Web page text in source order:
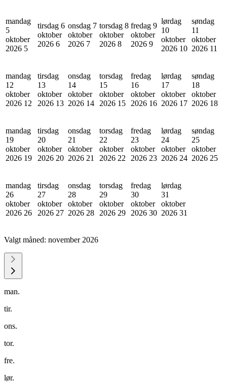
mandag
5
oktober
2026 5
tirsdag 6
oktober
2026 6
onsdag 7
oktober
2026 7
torsdag 8
oktober
2026 8
fredag 9
oktober
2026 9
lørdag
10
oktober
2026 10
søndag
11
oktober
2026 11
mandag
12
oktober
2026 12
tirsdag
13
oktober
2026 13
onsdag
14
oktober
2026 14
torsdag
15
oktober
2026 15
fredag
16
oktober
2026 16
lørdag
17
oktober
2026 17
søndag
18
oktober
2026 18
mandag
19
oktober
2026 19
tirsdag
20
oktober
2026 20
onsdag
21
oktober
2026 21
torsdag
22
oktober
2026 22
fredag
23
oktober
2026 23
lørdag
24
oktober
2026 24
søndag
25
oktober
2026 25
mandag
26
oktober
2026 26
tirsdag
27
oktober
2026 27
onsdag
28
oktober
2026 28
torsdag
29
oktober
2026 29
fredag
30
oktober
2026 30
lørdag
31
oktober
2026 31
Valgt måned: november 2026
man.
tir.
ons.
tor.
fre.
lør.